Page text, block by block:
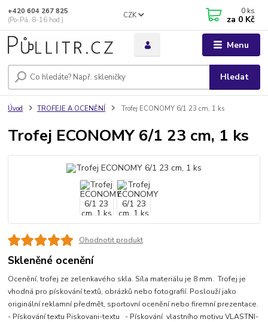
Menu
CZK
Hledat
+420 604 267 825
(Po-Pá, 8-16 hod.)
0 ks
za 0 Kč
Úvod TROFEJE A OCENĚNÍ Trofej ECONOMY 6/1 23 cm, 1 ks
Trofej ECONOMY 6/1 23 cm, 1 ks
Ohodnotit produkt
Skleněné ocenění
Ocenění, trofej ze zelenkavého skla. Síla materiálu je 8 mm. Trofej je
vhodná pro pískování textů, obrázků nebo fotografií. Poslouží jako
originální reklamní předmět, sportovní ocenění nebo firemní prezentace.
- Pískování textu Piskovani-textu - Pískování vlastního motivu VLASTNI-